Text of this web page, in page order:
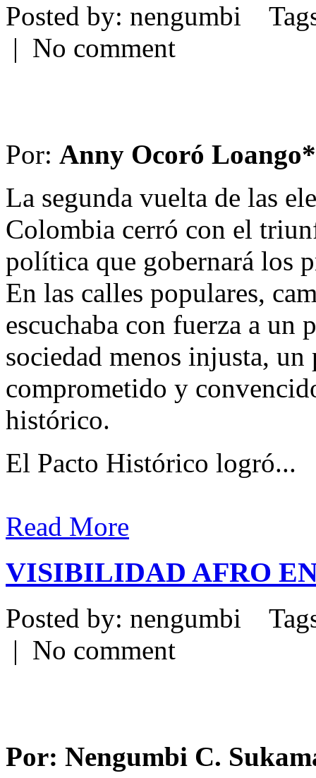
Posted by: nengumbi
| No comment
Por: Anny Ocoró Loango*
La segunda vuelta de las
Colombia cerró con el
política que gobernará los
En las calles populares,
escuchaba con fuerza a un
sociedad menos injusta,
comprometido y
histórico.
El Pacto Histórico logró...
Read More
VISIBILIDAD AFRO
Posted by: nengumbi
| No comment
Por: Nengumbi C.